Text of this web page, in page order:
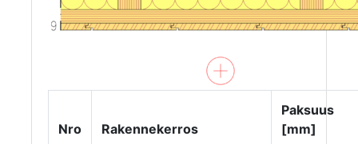
Nro Rakennekerros
Paksuus
[mm]